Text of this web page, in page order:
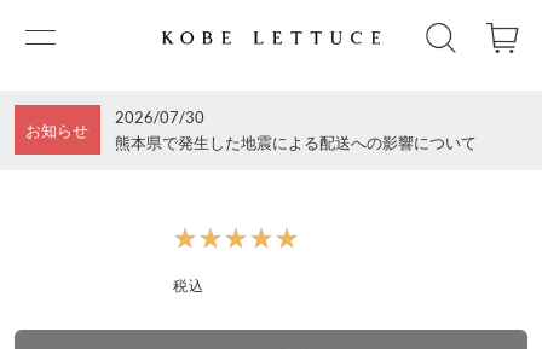
お知らせ
2026/07/30
熊本県で発生した地震による配送への影響について
★★★★★
★★★★★
税込